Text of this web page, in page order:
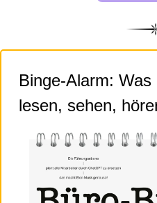
Binge-Alarm:
lesen, sehen,